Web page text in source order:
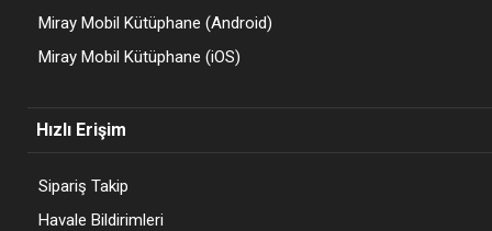
Miray Mobil Kütüphane (Android)
Miray Mobil Kütüphane (iOS)
Hızlı Erişim
Sipariş Takip
Havale Bildirimleri